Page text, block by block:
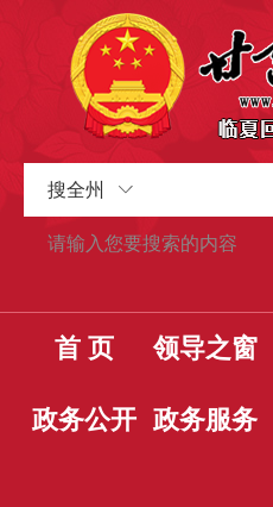
搜全州
首 页 领导之窗
政务公开 政务服务